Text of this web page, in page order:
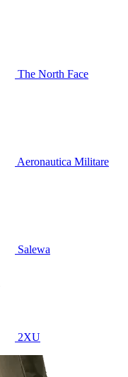
The North Face
Aeronautica Militare
Salewa
2XU